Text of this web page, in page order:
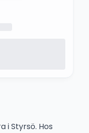
i Styrsö. Hos